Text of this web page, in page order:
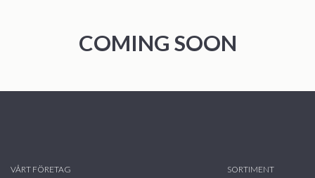
COMING SOON
VÅRT FÖRETAG
SORTIMENT